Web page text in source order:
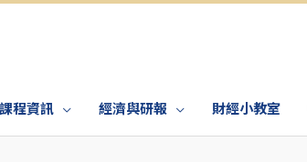
課程資訊 經濟與研報 財經小教室